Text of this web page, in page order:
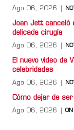
Ago 06, 2026
Joan Jett canceló
delicada cirugía
Ago 06, 2026
El nuevo video de
celebridades
Ago 06, 2026
Cómo dejar de
Ago 06, 2026